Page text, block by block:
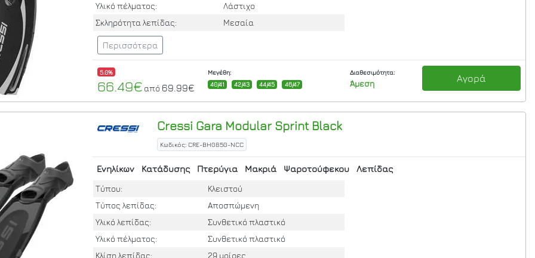
Υλικό πέλματος:
Λάστιχο
Σκληρότητα λεπίδας:
Μεσαία
Περισσότερα
5.0%
66.49€ από 69.99€
Μεγέθη:
40/41
42/43 44/45 46/47
Διαθεσιμότητα:
Άμεση Αγορά
Cressi Gara Modular Sprint Black
Κωδικός: CRE-BH0850-NCC
Ενηλίκων Κατάδυσης Πτερύγια Μακριά Ψαροτούφεκου Λεπίδας
Τύπου:
Κλειστού
Τύπος λεπίδας:
Αποσπώμενη
Υλικό λεπίδας:
Συνθετικό πλαστικό
Υλικό πέλματος:
Συνθετικό πλαστικό
Κλίση λεπίδας:
29 μοίρες